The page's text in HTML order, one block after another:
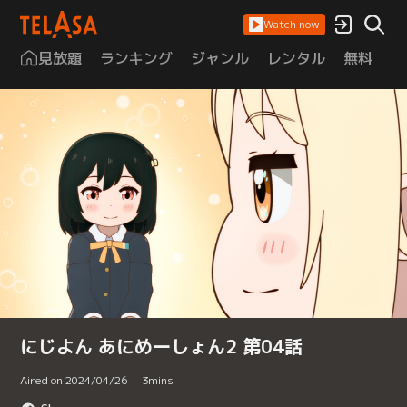
Watch now
見放題 ランキング ジャンル レンタル 無料
にじよん あにめーしょん2 第04話
Aired on 2024/04/26 3mins